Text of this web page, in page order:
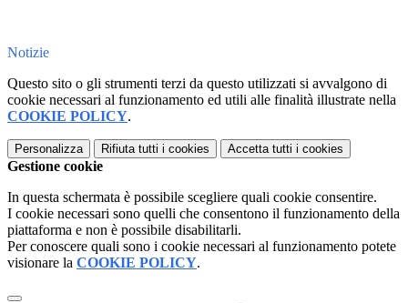
Notizie
Questo sito o gli strumenti terzi da questo utilizzati si avvalgono di
cookie necessari al funzionamento ed utili alle finalità illustrate nella
COOKIE POLICY.
Personalizza Rifiuta tutti i cookies Accetta tutti i cookies
Gestione cookie
In questa schermata è possibile scegliere quali cookie consentire.
I cookie necessari sono quelli che consentono il funzionamento della
piattaforma e non è possibile disabilitarli.
Per conoscere quali sono i cookie necessari al funzionamento potete
visionare la COOKIE POLICY.